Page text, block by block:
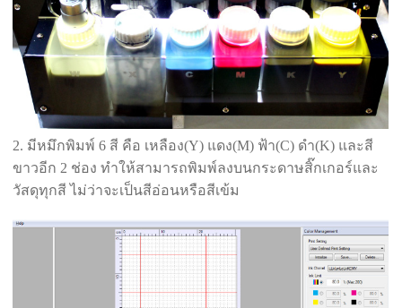
2. มีหมึกพิมพ์ 6 สี คือ เหลือง(Y) แดง(M) ฟ้า(C) ดำ(K) และสี
ขาวอีก 2 ช่อง ทำให้สามารถพิมพ์ลงบนกระดาษสิ๊กเกอร์และ
วัสดุทุกสี ไม่ว่าจะเป็นสีอ่อนหรือสีเข้ม